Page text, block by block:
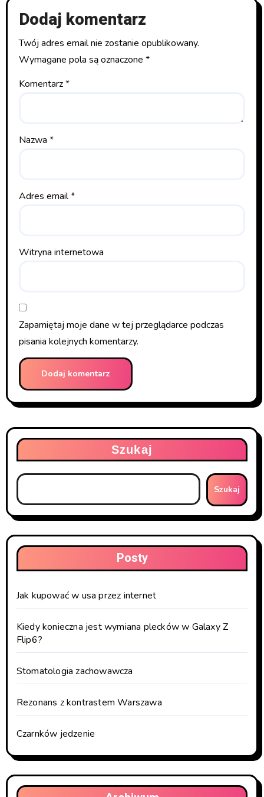
Dodaj komentarz
Twój adres email nie zostanie opublikowany.
Wymagane pola są oznaczone*
Komentarz*
Nazwa*
Adres email*
Witryna internetowa
Zapamiętaj moje dane w tej przeglądarce podczas
pisania kolejnych komentarzy.
Szukaj
Szukaj
Posty
Jak kupować w usa przez internet
Kiedy konieczna jest wymiana plecków w Galaxy Z
Flip6?
Stomatologia zachowawcza
Rezonans z kontrastem Warszawa
Czarnków jedzenie